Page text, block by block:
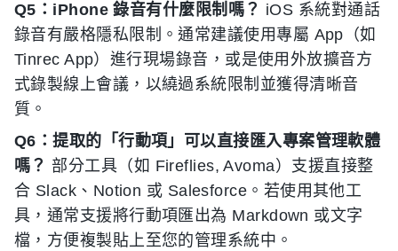
Q5：iPhone 錄音有什麼限制嗎？ iOS 系統對通話
錄音有嚴格隱私限制。通常建議使用專屬 App（如
Tinrec App）進行現場錄音，或是使用外放擴音方
式錄製線上會議，以繞過系統限制並獲得清晰音
質。
Q6：提取的「行動項」可以直接匯入專案管理軟體
嗎？ 部分工具（如 Fireflies, Avoma）支援直接整
合 Slack、Notion 或 Salesforce。若使用其他工
具，通常支援將行動項匯出為 Markdown 或文字
檔，方便複製貼上至您的管理系統中。